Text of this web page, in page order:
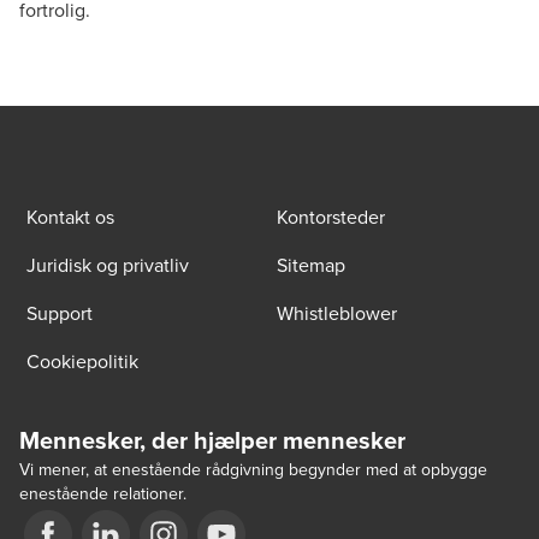
fortrolig.
Kontakt os
Kontorsteder
Juridisk og privatliv
Sitemap
Support
Whistleblower
Cookiepolitik
Mennesker, der hjælper mennesker
Vi mener, at enestående rådgivning begynder med at opbygge
enestående relationer.